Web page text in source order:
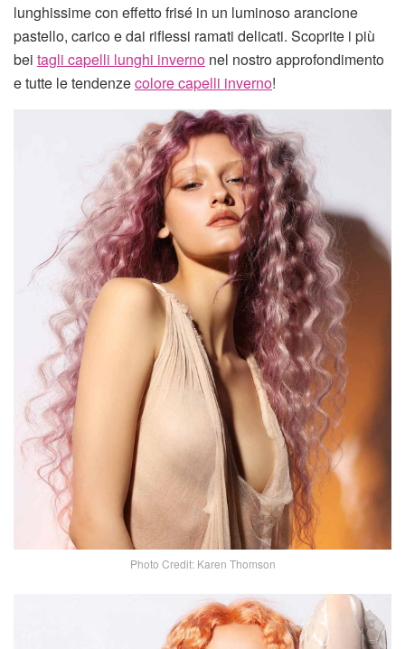
lunghissime con effetto frisé in un luminoso arancione
pastello, carico e dai riflessi ramati delicati. Scoprite i più
bei tagli capelli lunghi inverno nel nostro approfondimento
e tutte le tendenzecolore capelli inverno!
Photo Credit: Karen Thomson